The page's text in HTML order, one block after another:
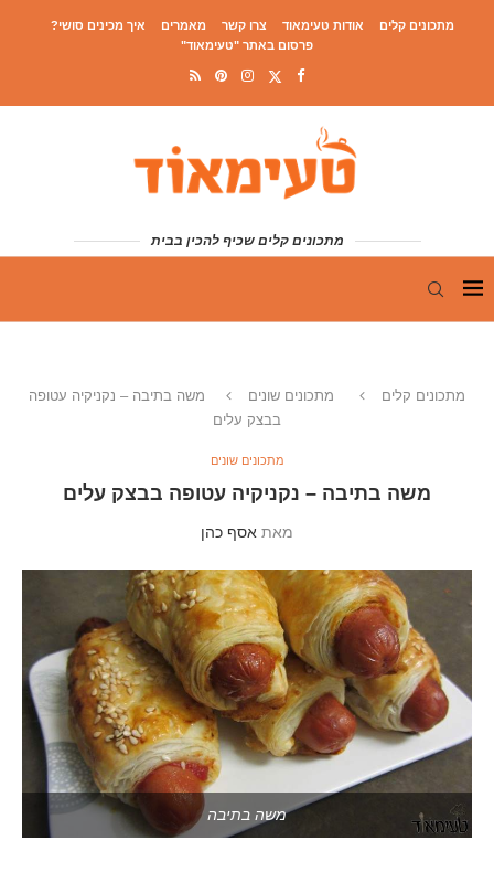
מתכונים קלים אודות טעימאוד צרו קשר מאמרים
איך מכינים סושי?
פרסום באתר "טעימאוד"
מתכונים קלים שכיף להכין בבית
מתכונים קלים מתכונים שונים
משה בתיבה – נקניקיה עטופה
בבצק עלים
מתכונים שונים
משה בתיבה – נקניקיה עטופה בבצק עלים
מאת אסף כהן
משה בתיבה